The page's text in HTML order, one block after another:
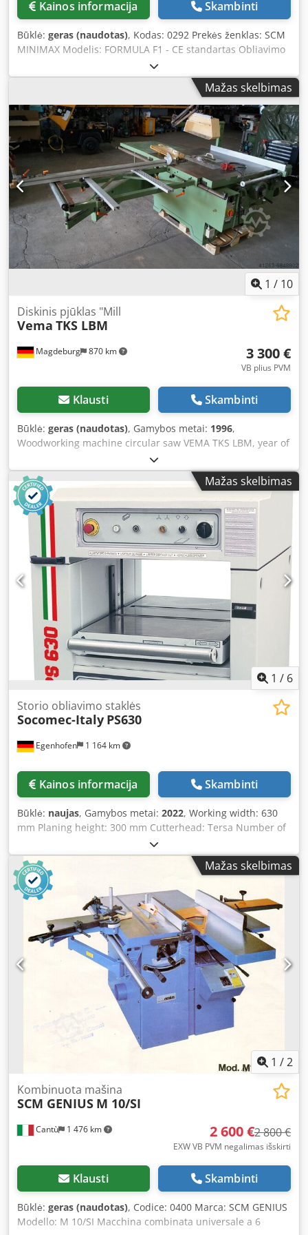
inspected, functional tested no refurbishment, no
Kainos informacija Skambinti
Būklė: geras (naudotas), Kodas: 0292 Prekės ženklas: SCM
MINIMAX Modelis: FORMULA F1 - CE standartas Obliavimo
staklės medienos, plastiko, kompozitinių bei įvairių kitų
medžiagų obliavimui – CE standartas Techniniai
duomenys: Darbinis plotis: 410 mm Dsdpfxeyhp S Rs Ah
Tokr Stalo ilgis: 2610 mm Peilių skaičius: 4 Veleno
skersmuo: 120 mm Veleno sukimosi greitis: 5000 aps./min.
Vėlyklos kampas: nuo 90° iki 45° Didžiausias medžiagos
nuėmimas: 8 mm Variklio galia: 5,5 AG Stalo aukštis nuo
grindų: 845 mm Ištraukimo gaubto diametras: 120 mm
Bendri matmenys: 2610 x 900 x 1070 mm Svoris: 575 kg
Mažas skelbimas
1 / 10
Magdeburg 870 km
Diskinis pjūklas "Mill
Vema TKS LBM
3 300 €
VB plius PVM
Klausti Skambinti
Būklė: geras (naudotas), Gamybos metai: 1996,
Woodworking machine circular saw VEMA TKS LBM, year of
manufacture 1996, with milling and drilling unit. Milling
and drilling unit specifications: speed: 3,000 rpm, table
size: 570 x 300 mm, drilling depth: 150 mm, drilling length:
210 mm, height adjustment: 170 mm, two-jaw chuck: up to
20 mm. Saw specifications: speed 3000-6000 rpm, up to
450 mm blade, cutting height up to 155 mm, mitre cuts
0°-45°, table size 1260x1100 mm, extendable width with
rip fence up to 2200 mm, extra table 750x950 mm.
Dsdpfehvaphox Ah Tjkr
Mažas skelbimas
1 / 6
Egenhofen 1 164 km
Storio obliavimo staklės
Socomec-Italy PS630
Kainos informacija Skambinti
Būklė: naujas, Gamybos metai: 2022, Working width: 630
mm Planing height: 300 mm Cutterhead: Tersa Number of
knives: 4 Height adjustment: electric Planing thickness
display: mechanical counter display Dkedpfx Ahshpl T Hs
Tjr Feed speed: 7-11-15-19 m/min Infeed roller: segmented
steel Pressure bar: segmented Outfeed roller: rubber
Table rollers: none Table extension: Yes, infeed and
outfeed Motor power: 7.5 kW Extraction port: 160 mm
Machine length: 1070 mm Machine width: 900 mm Weight:
750 kg
Mažas skelbimas
1 /2
Cantù 1 476 km
Kombinuota mašina
SCM GENIUS M 10/SI
2 600 €2 800 €
EXW VB PVM negalimas išskirti
Klausti Skambinti
Būklė: geras (naudotas), Codice: 0400 Marca: SCM GENIUS
Modello: M 10/SI Macchina combinata universale a 6